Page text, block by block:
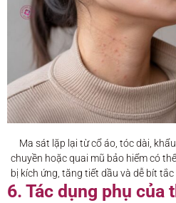
Ma sát lặp lại từ cổ áo, tóc dài,
chuyền hoặc quai mũ bảo hiểm có
bị kích ứng, tăng tiết dầu và dễ bít tắc
6. Tác dụng phụ của